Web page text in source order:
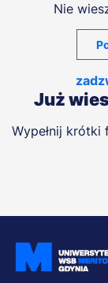
Nie
Już
Wypełnij